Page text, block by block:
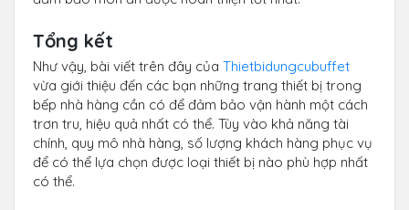
Tổng kết
Như vậy, bài viết trên đây của Thietbidungcubuffet
vừa giới thiệu đến các bạn những trang thiết bị trong
bếp nhà hàng cần có để đảm bảo vận hành một cách
trơn tru, hiệu quả nhất có thể. Tùy vào khả năng tài
chính, quy mô nhà hàng, số lượng khách hàng phục vụ
để có thể lựa chọn được loại thiết bị nào phù hợp nhất
có thể.